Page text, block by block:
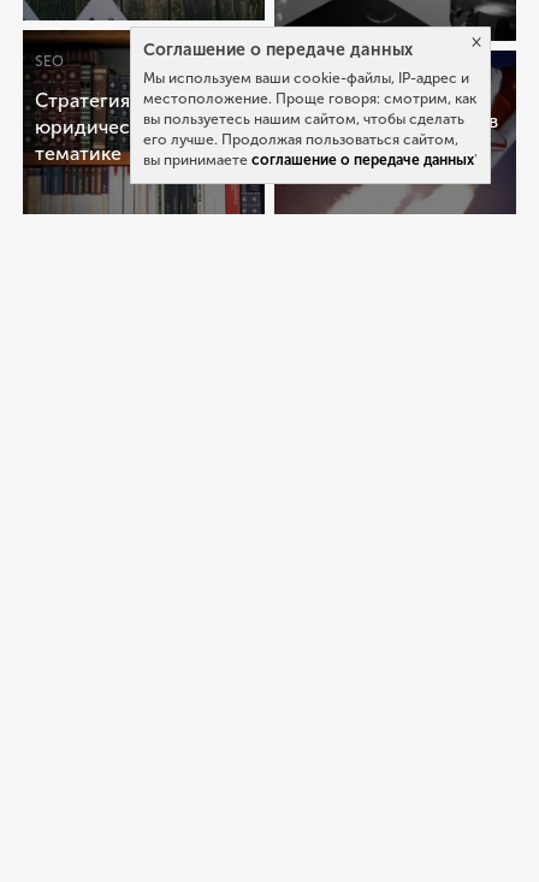
SEO
Стратегия “ниши” в
юридической
тематике
PPC
Кейс о продвижении в
YOUTUBE
×
Cоглашение о передаче данных
Мы используем ваши cookie-файлы, IP-адрес и
местоположение. Проще говоря: смотрим, как
вы пользуетесь нашим сайтом, чтобы сделать
его лучше. Продолжая пользоваться сайтом,
вы принимаете соглашение о передаче данных'